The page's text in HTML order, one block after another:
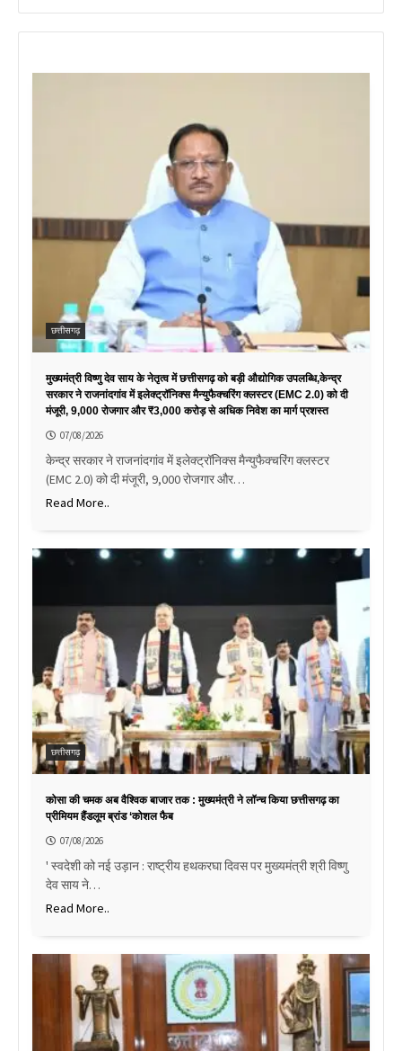
छत्तीसगढ़
मुख्यमंत्री विष्णु देव साय के नेतृत्व में छत्तीसगढ़ को बड़ी औद्योगिक उपलब्धि,केन्द्र
सरकार ने राजनांदगांव में इलेक्ट्रॉनिक्स मैन्युफैक्चरिंग क्लस्टर (EMC 2.0) को दी
मंजूरी, 9,000 रोजगार और ₹3,000 करोड़ से अधिक निवेश का मार्ग प्रशस्त
07/08/2026
केन्द्र सरकार ने राजनांदगांव में इलेक्ट्रॉनिक्स मैन्युफैक्चरिंग क्लस्टर
(EMC 2.0) को दी मंजूरी, 9,000 रोजगार और…
Read More..
छत्तीसगढ़
कोसा की चमक अब वैश्विक बाजार तक : मुख्यमंत्री ने लॉन्च किया छत्तीसगढ़ का
प्रीमियम हैंडलूम ब्रांड ‘कोशल फैब
07/08/2026
' स्वदेशी को नई उड़ान : राष्ट्रीय हथकरघा दिवस पर मुख्यमंत्री श्री विष्णु
देव साय ने…
Read More..